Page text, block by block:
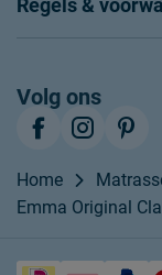
Volg ons
Home
Emma Original